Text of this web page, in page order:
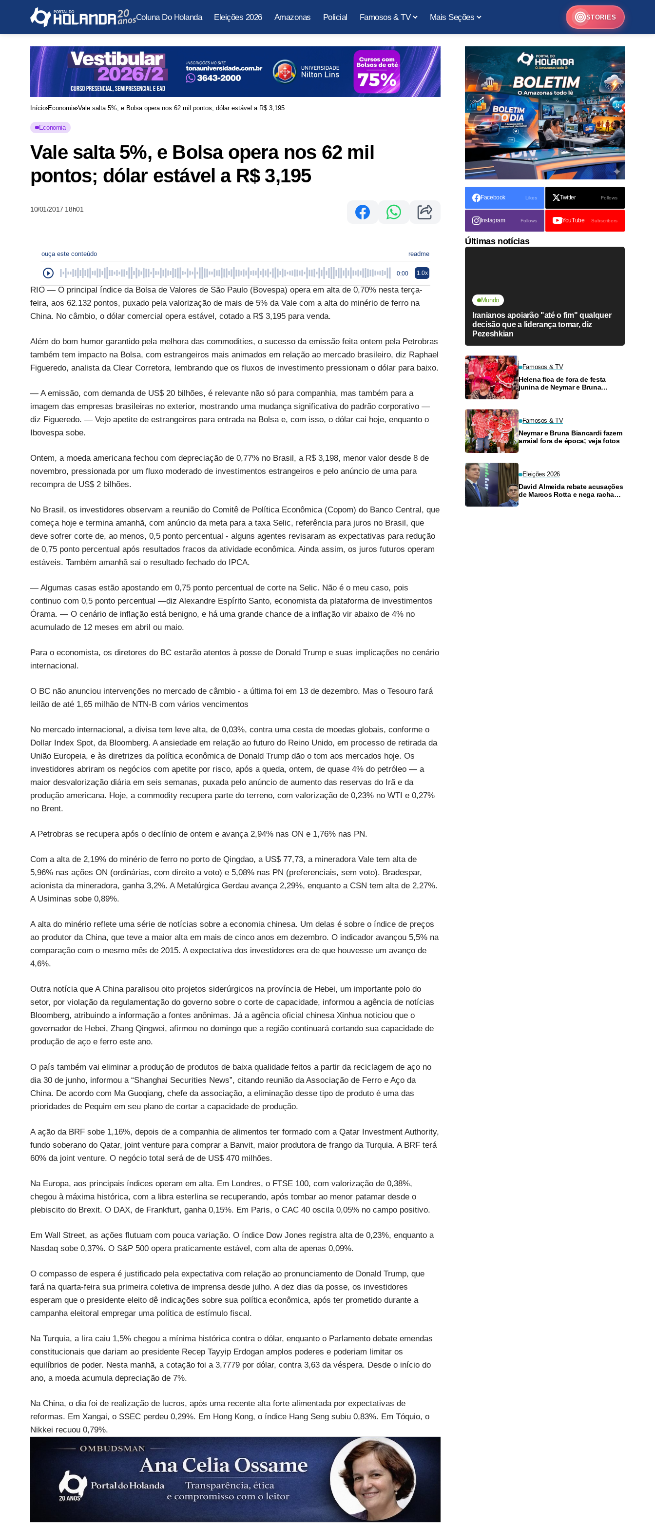
Coluna Do Holanda Eleições 2026 Amazonas Policial Famosos & TV Mais Seções STORIES
Início Economia Vale salta 5%, e Bolsa opera nos 62 mil pontos; dólar estável a R$ 3,195
Economia
Vale salta 5%, e Bolsa opera nos 62 mil
pontos; dólar estável a R$ 3,195
10/01/2017 18h01
ouça este conteúdo readme
0:00 1.0x
RIO — O principal índice da Bolsa de Valores de São Paulo (Bovespa) opera em alta de 0,70% nesta terça-
feira, aos 62.132 pontos, puxado pela valorização de mais de 5% da Vale com a alta do minério de ferro na
China. No câmbio, o dólar comercial opera estável, cotado a R$ 3,195 para venda.
Além do bom humor garantido pela melhora das commodities, o sucesso da emissão feita ontem pela Petrobras
também tem impacto na Bolsa, com estrangeiros mais animados em relação ao mercado brasileiro, diz Raphael
Figueredo, analista da Clear Corretora, lembrando que os fluxos de investimento pressionam o dólar para baixo.
— A emissão, com demanda de US$ 20 bilhões, é relevante não só para companhia, mas também para a
imagem das empresas brasileiras no exterior, mostrando uma mudança significativa do padrão corporativo —
diz Figueredo. — Vejo apetite de estrangeiros para entrada na Bolsa e, com isso, o dólar cai hoje, enquanto o
Ibovespa sobe.
Ontem, a moeda americana fechou com depreciação de 0,77% no Brasil, a R$ 3,198, menor valor desde 8 de
novembro, pressionada por um fluxo moderado de investimentos estrangeiros e pelo anúncio de uma para
recompra de US$ 2 bilhões.
No Brasil, os investidores observam a reunião do Comitê de Política Econômica (Copom) do Banco Central, que
começa hoje e termina amanhã, com anúncio da meta para a taxa Selic, referência para juros no Brasil, que
deve sofrer corte de, ao menos, 0,5 ponto percentual - alguns agentes revisaram as expectativas para redução
de 0,75 ponto percentual após resultados fracos da atividade econômica. Ainda assim, os juros futuros operam
estáveis. Também amanhã sai o resultado fechado do IPCA.
— Algumas casas estão apostando em 0,75 ponto percentual de corte na Selic. Não é o meu caso, pois
continuo com 0,5 ponto percentual —diz Alexandre Espírito Santo, economista da plataforma de investimentos
Órama. — O cenário de inflação está benigno, e há uma grande chance de a inflação vir abaixo de 4% no
acumulado de 12 meses em abril ou maio.
Para o economista, os diretores do BC estarão atentos à posse de Donald Trump e suas implicações no cenário
internacional.
O BC não anunciou intervenções no mercado de câmbio - a última foi em 13 de dezembro. Mas o Tesouro fará
leilão de até 1,65 milhão de NTN-B com vários vencimentos
No mercado internacional, a divisa tem leve alta, de 0,03%, contra uma cesta de moedas globais, conforme o
Dollar Index Spot, da Bloomberg. A ansiedade em relação ao futuro do Reino Unido, em processo de retirada da
União Europeia, e às diretrizes da política econômica de Donald Trump dão o tom aos mercados hoje. Os
investidores abriram os negócios com apetite por risco, após a queda, ontem, de quase 4% do petróleo — a
maior desvalorização diária em seis semanas, puxada pelo anúncio de aumento das reservas do Irã e da
produção americana. Hoje, a commodity recupera parte do terreno, com valorização de 0,23% no WTI e 0,27%
no Brent.
A Petrobras se recupera após o declínio de ontem e avança 2,94% nas ON e 1,76% nas PN.
Com a alta de 2,19% do minério de ferro no porto de Qingdao, a US$ 77,73, a mineradora Vale tem alta de
5,96% nas ações ON (ordinárias, com direito a voto) e 5,08% nas PN (preferenciais, sem voto). Bradespar,
acionista da mineradora, ganha 3,2%. A Metalúrgica Gerdau avança 2,29%, enquanto a CSN tem alta de 2,27%.
A Usiminas sobe 0,89%.
A alta do minério reflete uma série de notícias sobre a economia chinesa. Um delas é sobre o índice de preços
ao produtor da China, que teve a maior alta em mais de cinco anos em dezembro. O indicador avançou 5,5% na
comparação com o mesmo mês de 2015. A expectativa dos investidores era de que houvesse um avanço de
4,6%.
Outra notícia que A China paralisou oito projetos siderúrgicos na província de Hebei, um importante polo do
setor, por violação da regulamentação do governo sobre o corte de capacidade, informou a agência de notícias
Bloomberg, atribuindo a informação a fontes anônimas. Já a agência oficial chinesa Xinhua noticiou que o
governador de Hebei, Zhang Qingwei, afirmou no domingo que a região continuará cortando sua capacidade de
produção de aço e ferro este ano.
O país também vai eliminar a produção de produtos de baixa qualidade feitos a partir da reciclagem de aço no
dia 30 de junho, informou a “Shanghai Securities News”, citando reunião da Associação de Ferro e Aço da
China. De acordo com Ma Guoqiang, chefe da associação, a eliminação desse tipo de produto é uma das
prioridades de Pequim em seu plano de cortar a capacidade de produção.
A ação da BRF sobe 1,16%, depois de a companhia de alimentos ter formado com a Qatar Investment Authority,
fundo soberano do Qatar, joint venture para comprar a Banvit, maior produtora de frango da Turquia. A BRF terá
60% da joint venture. O negócio total será de de US$ 470 milhões.
Na Europa, aos principais índices operam em alta. Em Londres, o FTSE 100, com valorização de 0,38%,
chegou à máxima histórica, com a libra esterlina se recuperando, após tombar ao menor patamar desde o
plebiscito do Brexit. O DAX, de Frankfurt, ganha 0,15%. Em Paris, o CAC 40 oscila 0,05% no campo positivo.
Em Wall Street, as ações flutuam com pouca variação. O índice Dow Jones registra alta de 0,23%, enquanto a
Nasdaq sobe 0,37%. O S&P 500 opera praticamente estável, com alta de apenas 0,09%.
O compasso de espera é justificado pela expectativa com relação ao pronunciamento de Donald Trump, que
fará na quarta-feira sua primeira coletiva de imprensa desde julho. A dez dias da posse, os investidores
esperam que o presidente eleito dê indicações sobre sua política econômica, após ter prometido durante a
campanha eleitoral empregar uma política de estímulo fiscal.
Na Turquia, a lira caiu 1,5% chegou a mínima histórica contra o dólar, enquanto o Parlamento debate emendas
constitucionais que dariam ao presidente Recep Tayyip Erdogan amplos poderes e poderiam limitar os
equilíbrios de poder. Nesta manhã, a cotação foi a 3,7779 por dólar, contra 3,63 da véspera. Desde o início do
ano, a moeda acumula depreciação de 7%.
Na China, o dia foi de realização de lucros, após uma recente alta forte alimentada por expectativas de
reformas. Em Xangai, o SSEC perdeu 0,29%. Em Hong Kong, o índice Hang Seng subiu 0,83%. Em Tóquio, o
Nikkei recuou 0,79%.
Facebook Likes Twitter Follows
Instagram Follows YouTube Subscribers
Últimas notícias
Mundo
Iranianos apoiarão "até o fim" qualquer
decisão que a liderança tomar, diz
Pezeshkian
Famosos & TV
Helena fica de fora de festa
junina de Neymar e Bruna
Famosos & TV
Neymar e Bruna Biancardi fazem
arraial fora de época; veja fotos
Eleições 2026
David Almeida rebate acusações
de Marcos Rotta e nega racha